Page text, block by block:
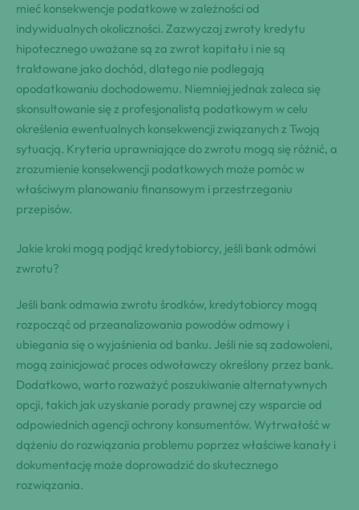
mieć konsekwencje podatkowe w zależności od
indywidualnych okoliczności. Zazwyczaj zwroty kredytu
hipotecznego uważane są za zwrot kapitału i nie są
traktowane jako dochód, dlatego nie podlegają
opodatkowaniu dochodowemu. Niemniej jednak zaleca się
skonsultowanie się z profesjonalistą podatkowym w celu
określenia ewentualnych konsekwencji związanych z Twoją
sytuacją. Kryteria uprawniające do zwrotu mogą się różnić, a
zrozumienie konsekwencji podatkowych może pomóc w
właściwym planowaniu finansowym i przestrzeganiu
przepisów.
Jakie kroki mogą podjąć kredytobiorcy, jeśli bank odmówi
zwrotu?
Jeśli bank odmawia zwrotu środków, kredytobiorcy mogą
rozpocząć od przeanalizowania powodów odmowy i
ubiegania się o wyjaśnienia od banku. Jeśli nie są zadowoleni,
mogą zainicjować proces odwoławczy określony przez bank.
Dodatkowo, warto rozważyć poszukiwanie alternatywnych
opcji, takich jak uzyskanie porady prawnej czy wsparcie od
odpowiednich agencji ochrony konsumentów. Wytrwałość w
dążeniu do rozwiązania problemu poprzez właściwe kanały i
dokumentację może doprowadzić do skutecznego
rozwiązania.